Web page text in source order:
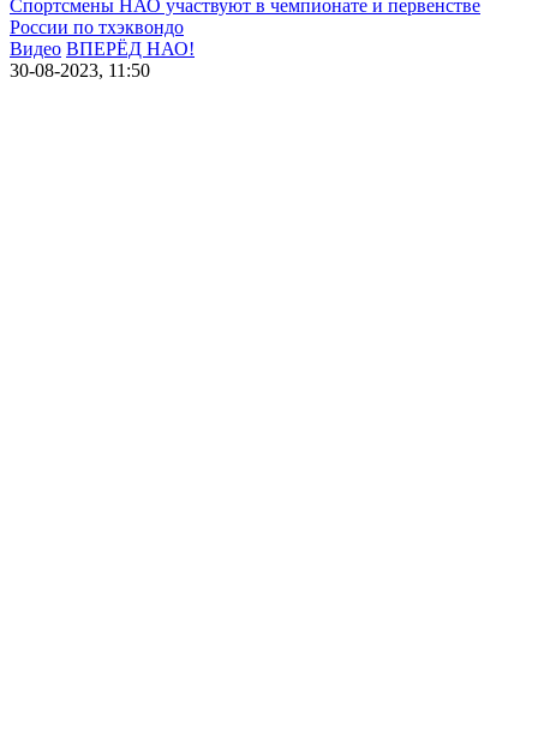
Спортсмены НАО участвуют в чемпионате и первенстве
России по тхэквондо
Видео ВПЕРЁД НАО!
30-08-2023, 11:50